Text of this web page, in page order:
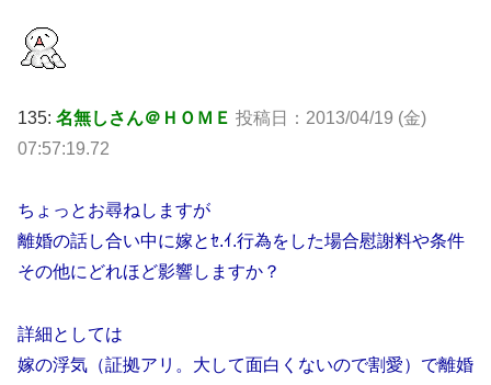
135: 名無しさん＠ＨＯＭＥ 投稿日：2013/04/19 (金)
07:57:19.72
ちょっとお尋ねしますが
離婚の話し合い中に嫁とｾ.ｲ.行為をした場合慰謝料や条件
その他にどれほど影響しますか？
詳細としては
嫁の浮気（証拠アリ。大して面白くないので割愛）で離婚